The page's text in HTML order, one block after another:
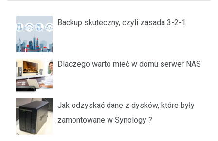
Backup skuteczny, czyli zasada 3-2-1
Dlaczego warto mieć w domu serwer NAS
Jak odzyskać dane z dysków, które były
zamontowane w Synology ?